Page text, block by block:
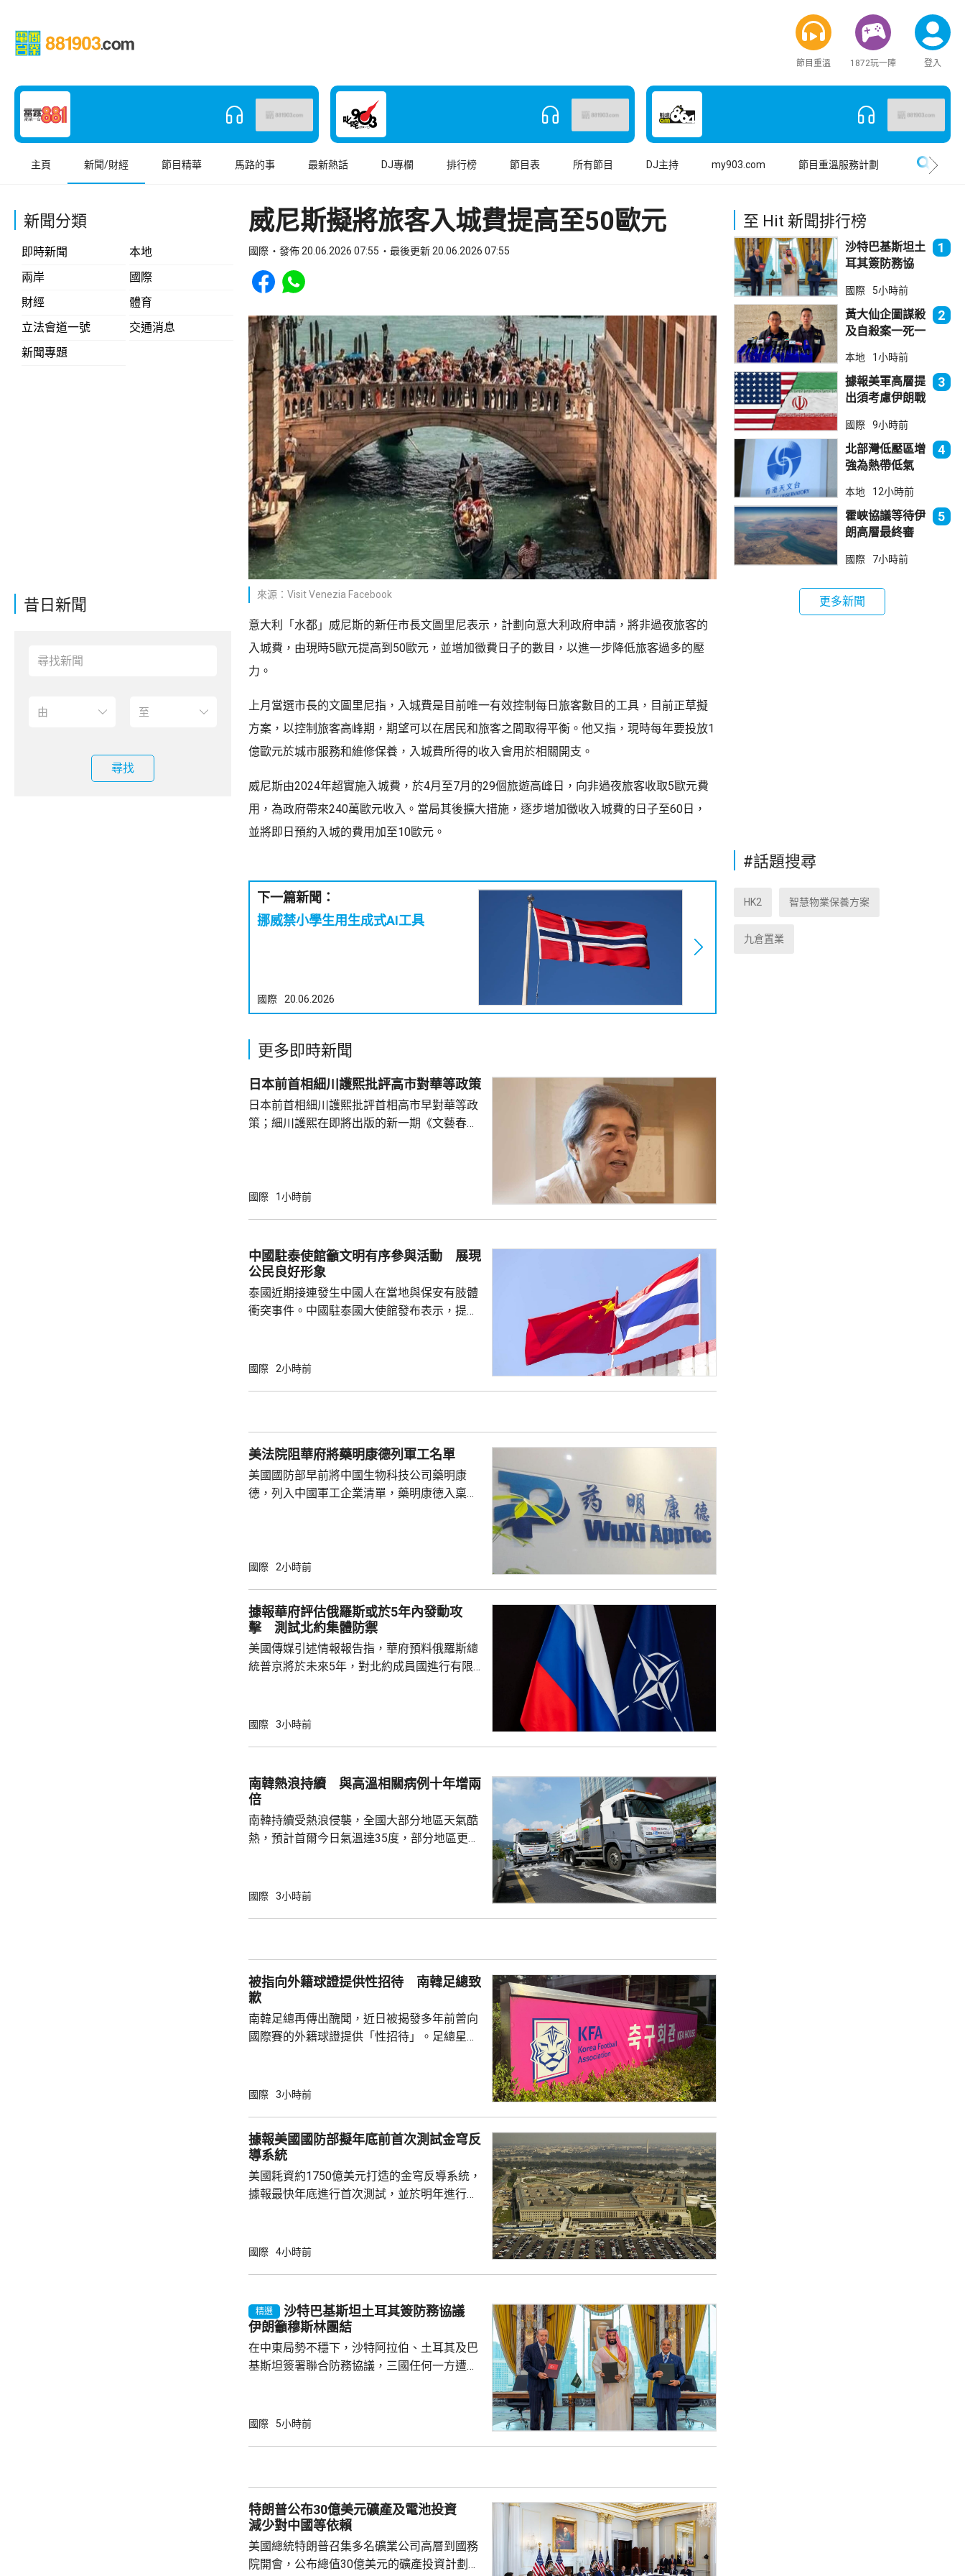
節目重溫 1872玩一陣 登入
主頁 新聞/財經 節目精華 馬路的事 最新熱話 DJ專欄 排行榜 節目表 所有節目 DJ主持 my903.com 節目重溫服務計劃
新聞分類
即時新聞
本地
兩岸
國際
財經
體育
立法會道一號
交通消息
新聞專題
昔日新聞
尋找
威尼斯擬將旅客入城費提高至50歐元
國際 發佈 20.06.2026 07:55 最後更新 20.06.2026 07:55
Share to Facebook
Share to WhatsApp
來源：Visit Venezia Facebook
意大利「水都」威尼斯的新任市長文圖里尼表示，計劃向意大利政府申請，將非過夜旅客的
入城費，由現時5歐元提高到50歐元，並增加徵費日子的數目，以進一步降低旅客過多的壓
力。
上月當選市長的文圖里尼指，入城費是目前唯一有效控制每日旅客數目的工具，目前正草擬
方案，以控制旅客高峰期，期望可以在居民和旅客之間取得平衡。他又指，現時每年要投放1
億歐元於城市服務和維修保養，入城費所得的收入會用於相關開支。
威尼斯由2024年超實施入城費，於4月至7月的29個旅遊高峰日，向非過夜旅客收取5歐元費
用，為政府帶來240萬歐元收入。當局其後擴大措施，逐步增加徵收入城費的日子至60日，
並將​​即日預約入城的費用加至10歐元。
下一篇新聞：
挪威禁小學生用生成式AI工具
國際 20.06.2026
更多即時新聞
日本前首相細川護熙批評高市對華等政策
日本前首相細川護熙批評首相高市早對華等政
策；細川護熙在即將出版的新一期《文藝春
施，打破僵局，難免被批評是不負責任。他認
方面，看不出有什麼戰略。 對於上月國會通過
修改後的新版《皇室典範》，細川批評是執...
國際 1小時前
中國駐泰使館籲文明有序參與活動 展現
公民良好形象
泰國近期接連發生中國人在當地與保安有肢體
衝突事件。中國駐泰國大使館發布表示，提醒
定，文明旅遊、禮貌待人，展現中國公民良好
場、拍攝、攜帶物品等要求，如發生糾紛或合
法權益受到侵害，應保持冷靜，依法理性維...
國際 2小時前
美法院阻華府將藥明康德列軍工名單
美國國防部早前將中國生物科技公司藥明康
德，列入中國軍工企業清單，藥明康德入稟法
決表示歡迎，認為此舉減輕公司被列入名單所
後，事實終將不辯自明。 美國國防部6月將阿
里巴巴、百度及比亞迪等中國企業，列為支援
中國軍方的實體，多間被列入名單的公司事...
國際 2小時前
據報華府評估俄羅斯或於5年內發動攻
擊 測試北約集體防禦
美國傳媒引述情報報告指，華府預料俄羅斯總
統普京將於未來5年，對北約成員國進行有限
性，包括網絡攻擊或小規模入侵等，最有可能
地結束烏克蘭戰事的方式，便可能會升級對北
約的衝突。 北約拒絕置評，只表示一直評估不
同情況，準備好在必要時作出防衛和威...
國際 3小時前
南韓熱浪持續 與高溫相關病例十年增兩
倍
南韓持續受熱浪侵襲，全國大部分地區天氣酷
熱，預計首爾今日氣溫達35度，部分地區更高
天氣。 高溫天氣可能引致健康問題。南韓當局
落，但仍有638宗。與高溫天氣有關的死亡病
例亦有所增加，...
國際 3小時前
被指向外籍球證提供性招待 南韓足總致
歉
南韓足總再傳出醜聞，近日被揭發多年前曾向
國際賽的外籍球證提供「性招待」。足總星期
革，保證加強組織內部的透明度和誠信，以滿
月至翌年3月期間，曾在首爾、蔚山等地的風
俗場所，向十多名外籍球證提供「性招待」，
每人涉及的費用由數十萬至近百萬韓...
國際 3小時前
據報美國國防部擬年底前首次測試金穹反
導系統
美國耗資約1750億美元打造的金穹反導系統，
據報最快年底進行首次測試，並於明年進行飛
年進行兩次飛行測試，將攔截器發射到空中目
行篩選。消息人士指，如果年底前順利完成地
面測試，政府會向相關公司支付6000萬美元，
國際 4小時前
精選
沙特巴基斯坦土耳其簽防務協議
伊朗籲穆斯林團結
在中東局勢不穩下，沙特阿拉伯、土耳其及巴
基斯坦簽署聯合防務協議，三國任何一方遭受
伊朗支持的也門胡塞武裝攻擊。有沙特官員表
家和伊斯蘭合作組織都表示歡迎協議。不過伊
朗議會的國家安全與外交政策委員會...
國際 5小時前
特朗普公布30億美元礦產及電池投資
減少對中國等依賴
美國總統特朗普召集多名礦業公司高層到國務
院開會，公布總值30億美元的礦產投資計劃，
至 Hit 新聞排行榜
沙特巴基斯坦土
耳其簽防務協
林團結
1
國際 5小時前
黃大仙企圖謀殺
及自殺案一死一
2
本地 1小時前
據報美軍高層提
出須考慮伊朗戰
3
國際 9小時前
北部灣低壓區增
強為熱帶低氣
本港直接威脅不
大
4
本地 12小時前
霍峽協議等待伊
朗高層最終審
航道後解除封鎖
5
國際 7小時前
更多新聞
#話題搜尋
HK2 智慧物業保養方案
九倉置業